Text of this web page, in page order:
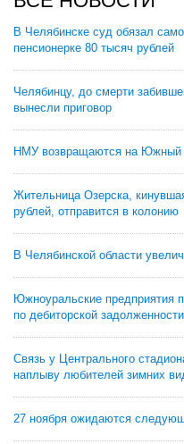
В Челябинске суд обязал
пенсионерке 80 тысяч рублей
Челябинцу, до смерти
вынесли приговор
НМУ возвращаются на Южный
Жительница Озерска,
рублей, отправится в колонию
В Челябинской области
Южноуральские предприятия
по дебиторской задолженности
Связь у Центрального
наплыву любителей зимних
27 ноября ожидаются